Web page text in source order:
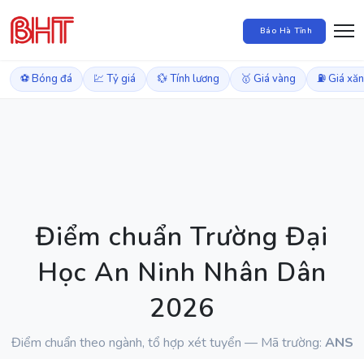
Báo Hà Tĩnh
⚽ Bóng đá 💹 Tỷ giá 💱 Tính lương 🥇 Giá vàng ⛽ Giá
Điểm chuẩn Trường Đại
Học An Ninh Nhân Dân
2026
Điểm chuẩn theo ngành, tổ hợp xét tuyển — Mã trường: ANS